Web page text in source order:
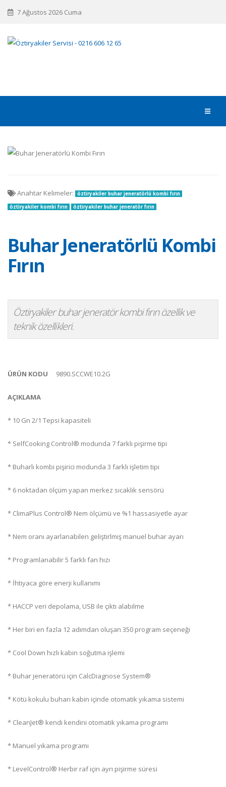
7 Ağustos 2026 Cuma
Buhar Jeneratörlü Kombi
Fırın
Öztiryakiler buhar jeneratör kombi fırın özellik ve
teknik özellikleri.
ÜRÜN KODU 9890.SCCWE10.2G
AÇIKLAMA
* 10 Gn 2/1 Tepsi kapasiteli
* SelfCooking Control® modunda 7 farklı pişirme tipi
* Buharlı kombi pişirici modunda 3 farklı işletim tipi
* 6 noktadan ölçüm yapan merkez sıcaklık sensörü
* ClimaPlus Control® Nem ölçümü ve %1 hassasiyetle ayar
* Nem oranı ayarlanabilen geliştirlmiş manuel buhar ayarı
* Programlanabilir 5 farklı fan hızı
* İhtiyaca göre enerji kullanımı
* HACCP veri depolama, USB ile çıktı alabilme
* Her biri en fazla 12 adımdan oluşan 350 program seçeneği
* Cool Down hızlı kabin soğutma işlemi
* Buhar jeneratörü için CalcDiagnose System®
* Kötü kokulu buharı kabin içinde otomatik yıkama sistemi
* CleanJet® kendi kendini otomatik yıkama programı
* Manuel yıkama programı
* LevelControl® Herbir raf için ayrı pişirme süresi
Anahtar Kelimeler:
öztiryakiler buhar jeneratörlü kombi fırın
öztiryakiler kombi fırın
öztiryakiler buhar jeneratör fırın